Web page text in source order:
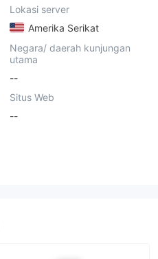
Lokasi server
Amerika Serikat
Negara/ daerah kunjungan
utama
--
Situs Web
--